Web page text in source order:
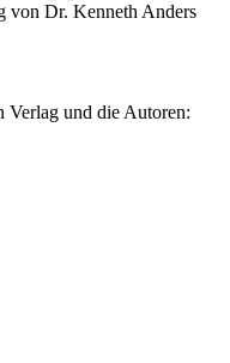
von Dr. Kenneth Anders
Verlag und die Autoren: